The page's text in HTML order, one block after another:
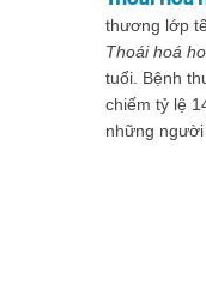
thương lớp
Thoái hoá
tuổi. Bệnh
chiếm tỷ lệ
những